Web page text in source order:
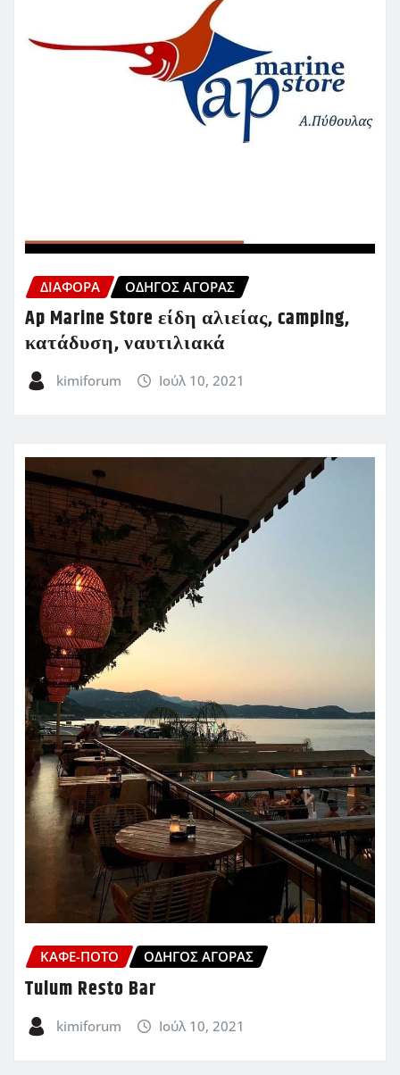
ΔΙΆΦΟΡΑ ΟΔΗΓΌΣ ΑΓΟΡΆΣ
Ap Marine Store είδη αλιείας, camping,
κατάδυση, ναυτιλιακά
kimiforum Ιούλ 10, 2021
ΚΑΦΈ-ΠΟΤΌ ΟΔΗΓΌΣ ΑΓΟΡΆΣ
Tulum Resto Bar
kimiforum Ιούλ 10, 2021